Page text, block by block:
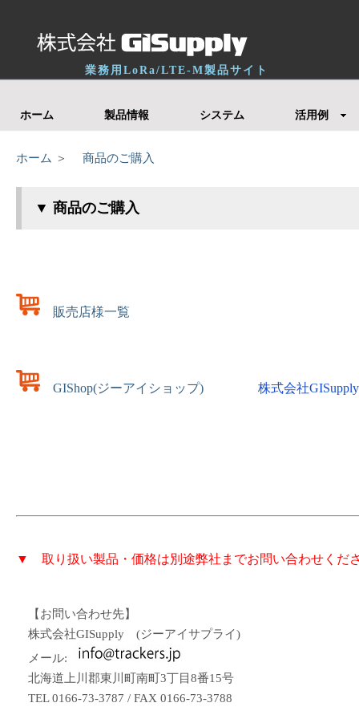
業務用LoRa/LTE-M製品サイト
ホーム 製品情報 システム 活用例
ホーム ＞ 商品のご購入
▼ 商品のご購入
販売店様一覧
GIShop(ジーアイショップ) 株式会社GISupply
▼ 取り扱い製品・価格は別途弊社までお問い合わせくだ
【お問い合わせ先】
株式会社GISupply (ジーアイサプライ)
メール:
北海道上川郡東川町南町3丁目8番15号
TEL 0166-73-3787 / FAX 0166-73-3788